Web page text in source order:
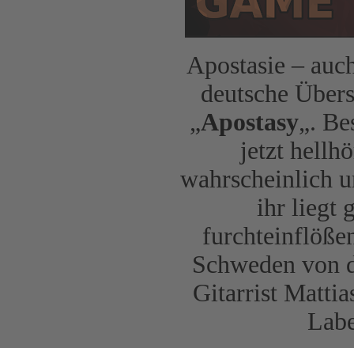
Apostasie –
deutsche
„Apostasy„.
jetzt
wahrscheinlich
ihr liegt
Schweden von
Gitarrist